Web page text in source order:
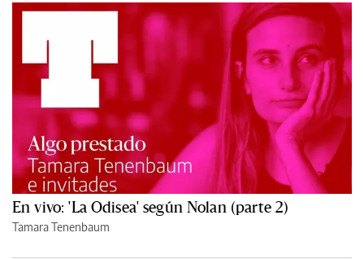
En vivo: 'La Odisea' según Nolan (parte 2)
Tamara Tenenbaum